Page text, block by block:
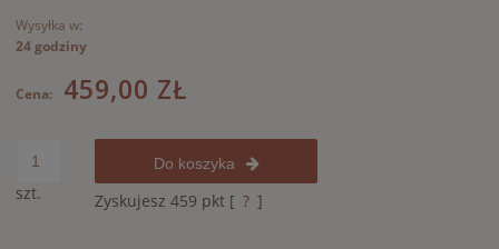
Wysyłka w:
24 godziny
Cena: 459,00 ZŁ
szt.
Do koszyka
Zyskujesz459 pkt [ ? ]